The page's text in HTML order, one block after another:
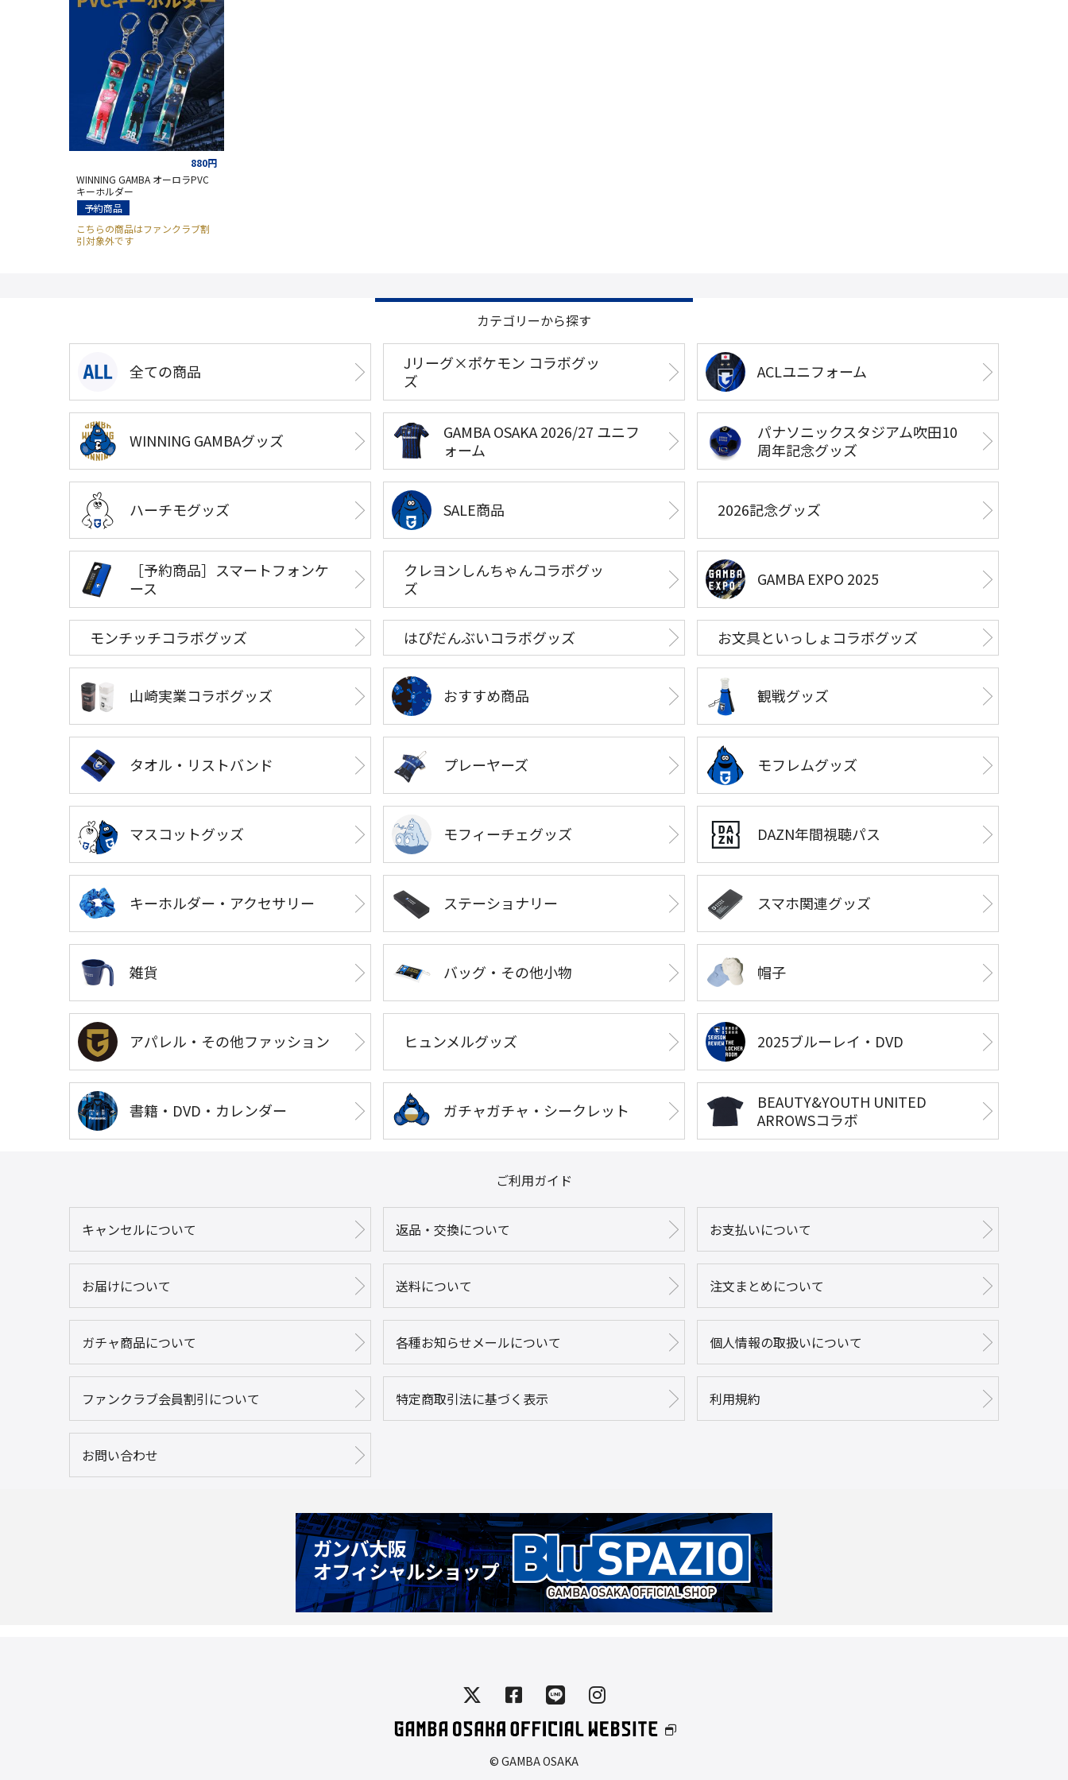
880円
WINNING GAMBA オーロラPVC
キーホルダー
予約商品
こちらの商品はファンクラブ割
引対象外です
カテゴリーから探す
全ての商品
Jリーグ×ポケモン コラボグッ
ズ
ACLユニフォーム
WINNING GAMBAグッズ
GAMBA OSAKA 2026/27 ユニフ
ォーム
パナソニックスタジアム吹田10
周年記念グッズ
ハーチモグッズ SALE商品 2026記念グッズ
［予約商品］スマートフォンケ
ース
クレヨンしんちゃんコラボグッ
ズ
GAMBA EXPO 2025
モンチッチコラボグッズ はぴだんぶいコラボグッズ お文具といっしょコラボグッズ
山崎実業コラボグッズ おすすめ商品 観戦グッズ
タオル・リストバンド プレーヤーズ モフレムグッズ
マスコットグッズ モフィーチェグッズ DAZN年間視聴パス
キーホルダー・アクセサリー ステーショナリー スマホ関連グッズ
雑貨 バッグ・その他小物 帽子
アパレル・その他ファッション ヒュンメルグッズ 2025ブルーレイ・DVD
書籍・DVD・カレンダー ガチャガチャ・シークレット
BEAUTY&YOUTH UNITED
ARROWSコラボ
ご利用ガイド
キャンセルについて 返品・交換について お支払いについて
お届けについて 送料について 注文まとめについて
ガチャ商品について 各種お知らせメールについて 個人情報の取扱いについて
ファンクラブ会員割引について 特定商取引法に基づく表示 利用規約
お問い合わせ
© GAMBA OSAKA